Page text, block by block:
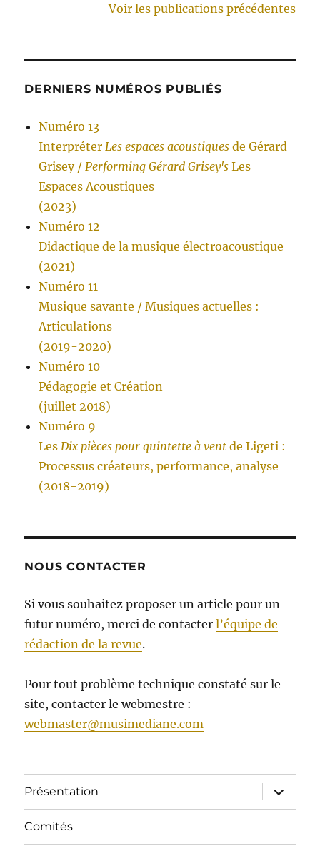
Voir les publications précédentes
DERNIERS NUMÉROS PUBLIÉS
Numéro 13
Interpréter Les espaces acoustiques de Gérard
Grisey / Performing Gérard Grisey's Les
Espaces Acoustiques
(2023)
Numéro 12
Didactique de la musique électroacoustique
(2021)
Numéro 11
Musique savante / Musiques actuelles :
Articulations
(2019-2020)
Numéro 10
Pédagogie et Création
(juillet 2018)
Numéro 9
Les Dix pièces pour quintette à vent de Ligeti :
Processus créateurs, performance, analyse
(2018-2019)
NOUS CONTACTER
Si vous souhaitez proposer un article pour un
futur numéro, merci de contacterl’équipe de
rédaction de la revue.
Pour tout problème technique constaté sur le
site, contacter le webmestre :
webmaster@musimediane.com
Présentation
ouvrir
le
sous-
Comités